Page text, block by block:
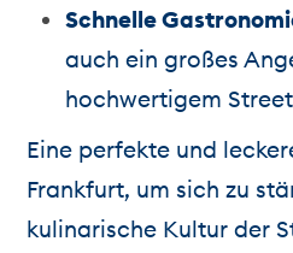
Schnelle
auch ein großes
hochwertigem
Eine perfekte und
Frankfurt, um sich zu
kulinarische Kultur der